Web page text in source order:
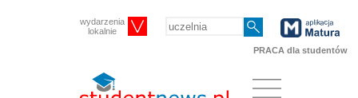
wydarzenia
lokalnie
PRACA dla studentów